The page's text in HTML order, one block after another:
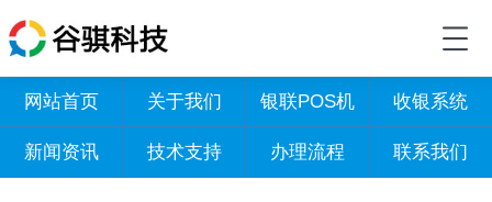
网站首页 关于我们 银联POS机 收银系统
新闻资讯 技术支持 办理流程 联系我们